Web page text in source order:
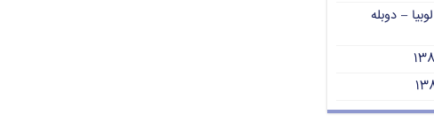
– دوبله